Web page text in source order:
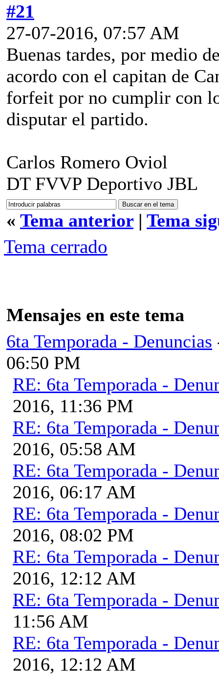
#21
27-07-2016, 07:57 AM
Buenas tardes, por medio
acordo con el capitan de
forfeit por no cumplir con
disputar el partido.
Carlos Romero Oviol
DT FVVP Deportivo JBL
« Tema anterior | Tema
Tema cerrado
Mensajes en este tema
6ta Temporada - Denuncias
06:50 PM
RE: 6ta Temporada -
2016, 11:36 PM
RE: 6ta Temporada -
2016, 05:58 AM
RE: 6ta Temporada -
2016, 06:17 AM
RE: 6ta Temporada -
2016, 08:02 PM
RE: 6ta Temporada -
2016, 12:12 AM
RE: 6ta Temporada -
11:56 AM
RE: 6ta Temporada -
2016, 12:12 AM